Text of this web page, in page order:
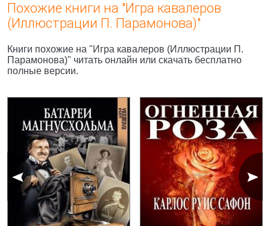
Похожие книги на "Игра кавалеров
(Иллюстрации П. Парамонова)"
Книги похожие на "Игра кавалеров (Иллюстрации П.
Парамонова)" читать онлайн или скачать бесплатно
полные версии.